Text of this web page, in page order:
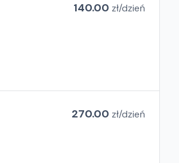
140.00 zł/dzień
270.00 zł/dzień